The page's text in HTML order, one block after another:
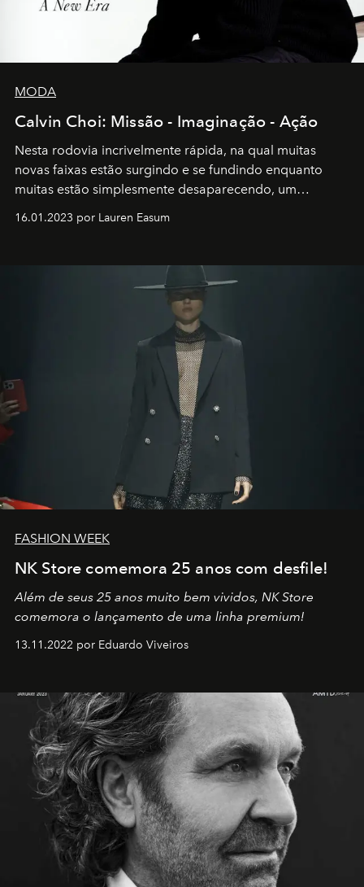
MODA
Calvin Choi: Missão - Imaginação - Ação
Nesta rodovia incrivelmente rápida, na qual muitas
novas faixas estão surgindo e se fundindo enquanto
muitas estão simplesmente desaparecendo, um
transportador AMTD abrindo caminho para muitos
por propósitos, com um claro senso de missão na vida e
16.01.2023 por Lauren Easum
FASHION WEEK
NK Store comemora 25 anos com desfile!
Além de seus 25 anos muito bem vividos, NK Store
comemora o lançamento de uma linha premium!
13.11.2022 por Eduardo Viveiros